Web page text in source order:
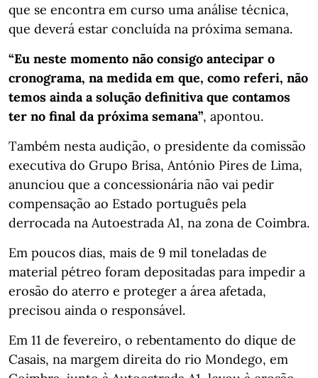
que se encontra em curso uma análise técnica,
que deverá estar concluída na próxima semana.
“Eu neste momento não consigo antecipar o
cronograma, na medida em que, como referi, não
temos ainda a solução definitiva que contamos
ter no final da próxima semana”, apontou.
Também nesta audição, o presidente da comissão
executiva do Grupo Brisa, António Pires de Lima,
anunciou que a concessionária não vai pedir
compensação ao Estado português pela
derrocada na Autoestrada A1, na zona de Coimbra.
Em poucos dias, mais de 9 mil toneladas de
material pétreo foram depositadas para impedir a
erosão do aterro e proteger a área afetada,
precisou ainda o responsável.
Em 11 de fevereiro, o rebentamento do dique de
Casais, na margem direita do rio Mondego, em